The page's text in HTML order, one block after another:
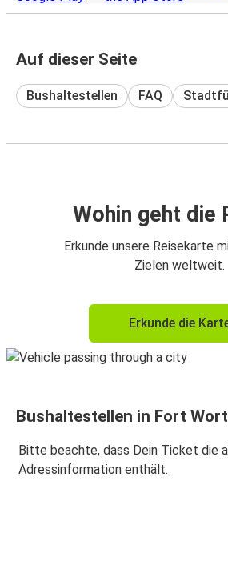
Auf dieser Seite
Bushaltestellen FAQ
Wohin geht die
Erkunde unsere Reisekarte
Zielen weltweit.
Erkunde die
Bushaltestellen in Fort
Bitte beachte, dass Dein Ticket die
Adressinformation enthält.